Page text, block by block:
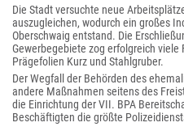
Die Stadt versuchte neue
auszugleichen, wodurch ein großes
Oberschwaig entstand. Die
Gewerbegebiete zog erfolgreich viele
Prägefolien Kurz und Stahlgruber.
Der Wegfall der Behörden des
andere Maßnahmen seitens des
die Einrichtung der VII. BPA
Beschäftigten die größte